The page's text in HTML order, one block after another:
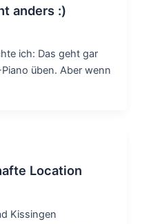
anders :)
ich: Das geht gar
üben. Aber wenn
Location
Kissingen